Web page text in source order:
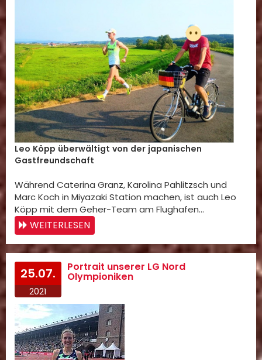
Leo Köpp überwältigt von der japanischen
Gastfreundschaft
Während Caterina Granz, Karolina Pahlitzsch und
Marc Koch in Miyazaki Station machen, ist auch Leo
Köpp mit dem Geher-Team am Flughafen…
WEITERLESEN
25.07.
2021
Portrait unserer LG Nord
Olympioniken